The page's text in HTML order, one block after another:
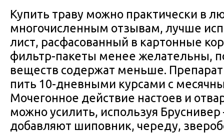
Купить траву можно практически в
многочисленным отзывам, лучше
лист, расфасованный в картонные
фильтр-пакеты менее желательны,
веществ содержат меньше.
пить 10-дневными курсами с
Мочегонное действие настоев и
можно усилить, используя Бруснивер
добавляют шиповник, череду,